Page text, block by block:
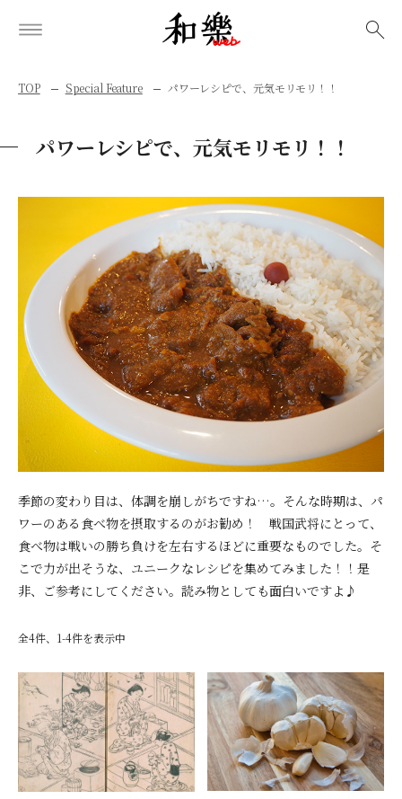
TOP Special Feature パワーレシピで、元気モリモリ！！
パワーレシピで、元気モリモリ！！
季節の変わり目は、体調を崩しがちですね…。そんな時期は、パ
ワーのある食べ物を摂取するのがお勧め！ 戦国武将にとって、
食べ物は戦いの勝ち負けを左右するほどに重要なものでした。そ
こで力が出そうな、ユニークなレシピを集めてみました！！是
非、ご参考にしてください。読み物としても面白いですよ♪
全4件、1-4件を表示中